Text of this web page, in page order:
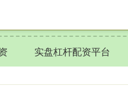
实盘杠杆配资平台